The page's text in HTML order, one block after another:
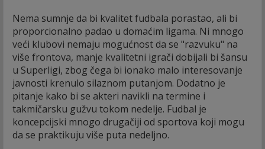
Nema sumnje da bi kvalitet fudbala porastao, ali bi
proporcionalno padao u domaćim ligama. Ni mnogo
veći klubovi nemaju mogućnost da se "razvuku" na
više frontova, manje kvalitetni igrači dobijali bi šansu
u Superligi, zbog čega bi ionako malo interesovanje
javnosti krenulo silaznom putanjom. Dodatno je
pitanje kako bi se akteri navikli na termine i
takmičarsku gužvu tokom nedelje. Fudbal je
koncepcijski mnogo drugačiji od sportova koji mogu
da se praktikuju više puta nedeljno.